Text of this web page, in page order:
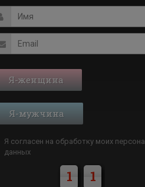
Я-женщина
Я-мужчина
Я согласен на обработку моих
данных
1 1